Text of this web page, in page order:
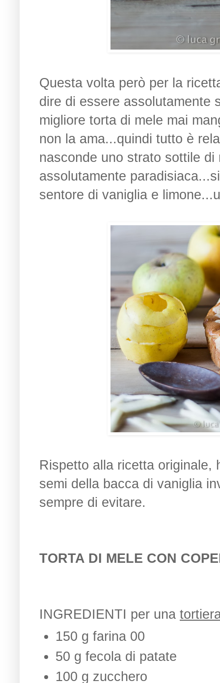
Questa volta però per la
dire di essere assolutamente
migliore torta di mele mai
non la ama...quindi tutto è
nasconde uno strato sottile
assolutamente
sentore di vaniglia e
Rispetto alla ricetta originale,
semi della bacca di vaniglia
sempre di evitare.
TORTA DI MELE CON
INGREDIENTI per una
150 g farina 00
50 g fecola di patate
100 g zucchero